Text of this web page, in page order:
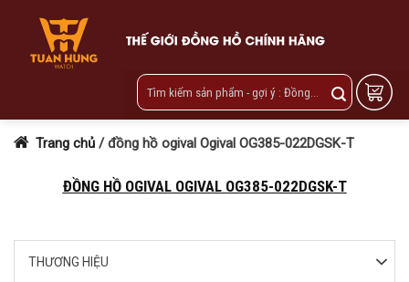
content
Trang chủ /đồng hồ ogival Ogival OG385-022DGSK-T
ĐỒNG HỒ OGIVAL OGIVAL OG385-022DGSK-T
THƯƠNG HIỆU